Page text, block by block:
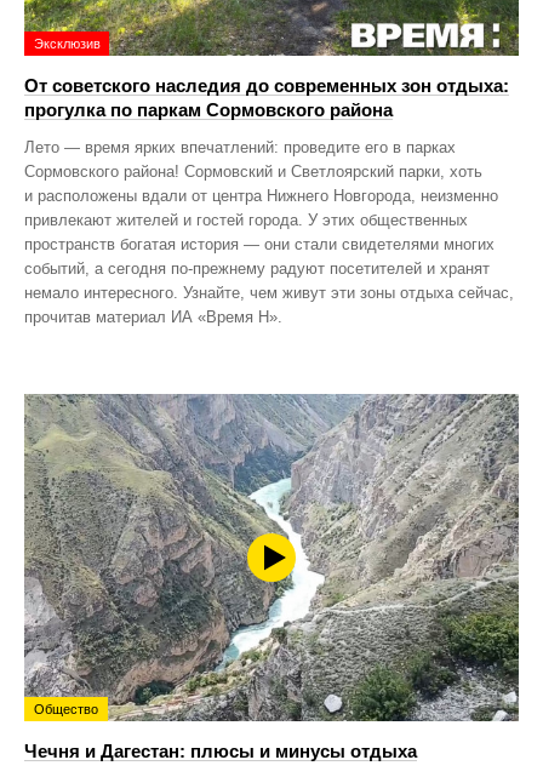
Эксклюзив
От советского наследия до современных зон отдыха:
прогулка по паркам Сормовского района
Лето — время ярких впечатлений: проведите его в парках
Сормовского района! Сормовский и Светлоярский парки, хоть
и расположены вдали от центра Нижнего Новгорода, неизменно
привлекают жителей и гостей города. У этих общественных
пространств богатая история — они стали свидетелями многих
событий, а сегодня по‑прежнему радуют посетителей и хранят
немало интересного. Узнайте, чем живут эти зоны отдыха сейчас,
прочитав материал ИА «Время Н».
Общество
Чечня и Дагестан: плюсы и минусы отдыха